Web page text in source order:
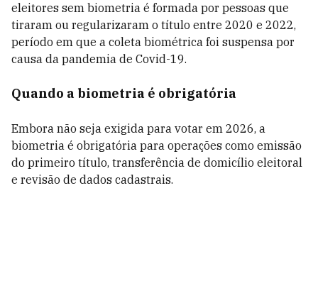
eleitores sem biometria é formada por pessoas que
tiraram ou regularizaram o título entre 2020 e 2022,
período em que a coleta biométrica foi suspensa por
causa da pandemia de Covid-19.
Quando a biometria é obrigatória
Embora não seja exigida para votar em 2026, a
biometria é obrigatória para operações como emissão
do primeiro título, transferência de domicílio eleitoral
e revisão de dados cadastrais.